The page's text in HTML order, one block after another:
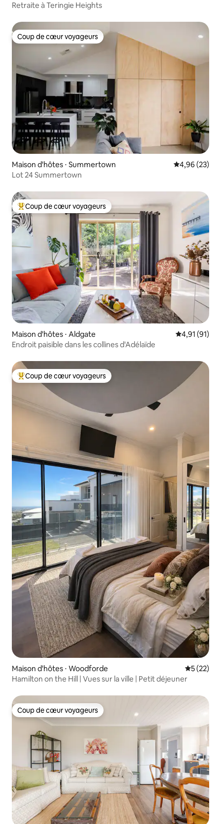
Retraite à Teringie Heights
Coup de cœur voyageurs
Coup de cœur voyageurs
Maison d'hôtes ⋅ Summertown Évaluation
4,96 (23)
Lot 24 Summertown
Coups de cœur voyageurs les plus appréciés
Coup de cœur voyageurs
Maison d'hôtes ⋅ Aldgate Évaluation
4,91 (91)
Endroit paisible dans les collines d'Adélaïde
Coups de cœur voyageurs les plus appréciés
Coup de cœur voyageurs
Maison d'hôtes ⋅ Woodforde
5 (22)
Hamilton on the Hill | Vues sur la ville | Petit déjeuner
Coup de cœur voyageurs
Coup de cœur voyageurs